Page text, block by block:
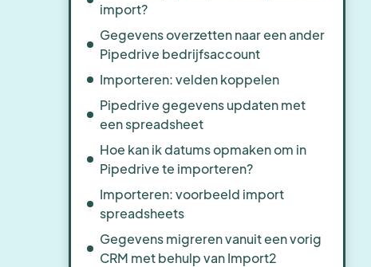
import?
Gegevens overzetten naar een ander
Pipedrive bedrijfsaccount
Importeren: velden koppelen
Pipedrive gegevens updaten met
een spreadsheet
Hoe kan ik datums opmaken om in
Pipedrive te importeren?
Importeren: voorbeeld import
spreadsheets
Gegevens migreren vanuit een vorig
CRM met behulp van Import2